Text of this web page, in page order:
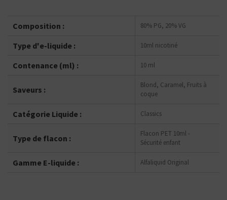
Composition : 80% PG, 20% VG
Type d'e-liquide : 10ml nicotiné
Contenance (ml) : 10 ml
Saveurs :
Blond, Caramel, Fruits à
coque
Catégorie Liquide : Classics
Type de flacon :
Flacon PET 10ml -
Sécurité enfant
Gamme E-liquide : Alfaliquid Original